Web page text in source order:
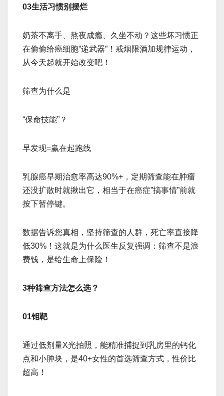
03生活习惯别摆烂
奶茶不离手、熬夜成瘾、久坐不动？这些坏习惯正
在偷偷给癌细胞”递武器”！戒烟限酒加规律运动，
从今天起就开始改变吧！
筛查为什么是
“保命技能”？
早发现=赢在起跑线
乳腺癌早期治愈率高达90%+，定期筛查能在肿瘤
还没扩散时就揪出它，相当于在癌症”搞事情”前就
按下暂停键。
数据告诉您真相，坚持筛查的人群，死亡率直接降
低30%！这就是为什么医生反复强调：筛查不是浪
费钱，是给生命上保险！
3种筛查方法怎么选？
01钼靶
通过低剂量X光拍照，能精准捕捉到乳房里的钙化
点和小肿块，是40+女性的首选筛查方式，性价比
超高！